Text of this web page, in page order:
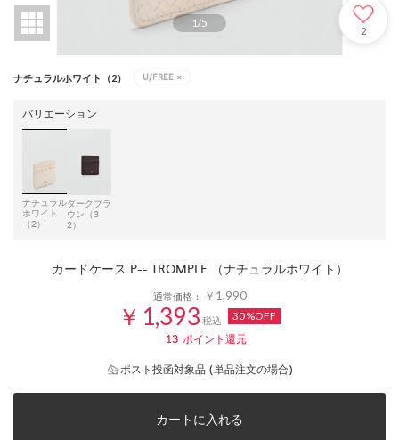
1/5
2
ナチュラルホワイト（2） U/FREE ×
バリエーション
ナチュラル
ホワイト
（2）
ダークブラ
ウン（3
2）
カードケース P-- TROMPLE （ナチュラルホワイト）
通常価格：￥1,990
￥1,393 税込 30%OFF
13 ポイント還元
ポスト投函対象品 (単品注文の場合)
カートに入れる